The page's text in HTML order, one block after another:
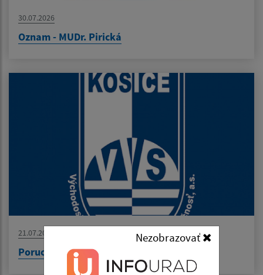
Nezobrazovať
30.07.2026
Oznam - MUDr. Pirická
21.07.2026
Porucha na vodovodnom potrubí